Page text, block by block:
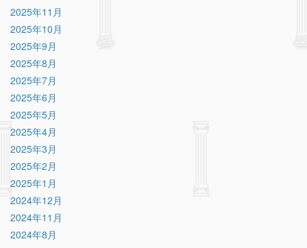
2025年11月
2025年10月
2025年9月
2025年8月
2025年7月
2025年6月
2025年5月
2025年4月
2025年3月
2025年2月
2025年1月
2024年12月
2024年11月
2024年8月